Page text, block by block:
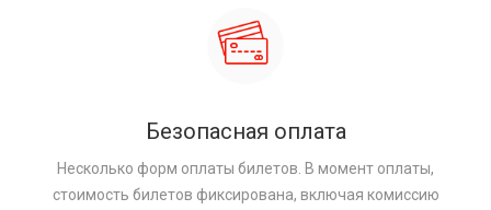
Безопасная оплата
Несколько форм оплаты билетов. В момент оплаты,
стоимость билетов фиксирована, включая комиссию